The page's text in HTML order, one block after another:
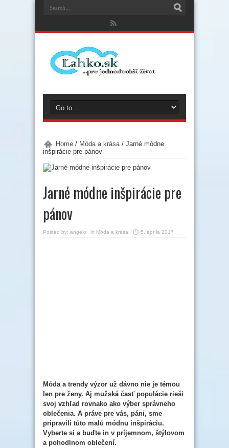
Home / Móda a krása / Jarné módne
inšpirácie pre pánov
Jarné módne inšpirácie pre
pánov
Posted by: angelo in Móda a krása 5. apríla 2017
Móda a trendy výzor už dávno nie je témou
len pre ženy. Aj mužská časť populácie rieši
svoj vzhľad rovnako ako výber správneho
oblečenia. A práve pre vás, páni, sme
pripravili túto malú módnu inšpiráciu.
Vyberte si a buďte in v príjemnom, štýlovom
a pohodlnom oblečení.